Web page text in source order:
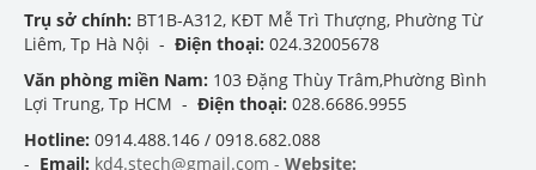
Trụ sở chính: BT1B-A312, KĐT Mễ Trì Thượng, Phường Từ
Liêm, Tp Hà Nội - Điện thoại: 024.32005678
Văn phòng miền Nam: 103 Đặng Thùy Trâm,Phường Bình
Lợi Trung, Tp HCM - Điện thoại: 028.6686.9955
Hotline: 0914.488.146 / 0918.682.088
- Email: kd4.stech@gmail.com - Website: